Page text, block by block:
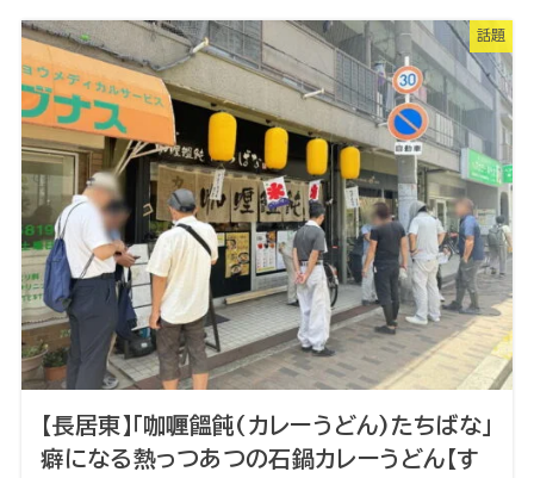
話題
【長居東】「咖喱饂飩(カレーうどん)たちばな」
癖になる熱っつあつの石鍋カレーうどん【す